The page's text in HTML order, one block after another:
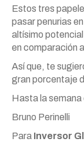
Estos tres
pasar penurias
altísimo
en comparación
Así que, te
gran porcentaje
Hasta la semana
Bruno Perinelli
Para Inversor